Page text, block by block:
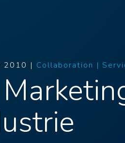
2010 | Collaboration |